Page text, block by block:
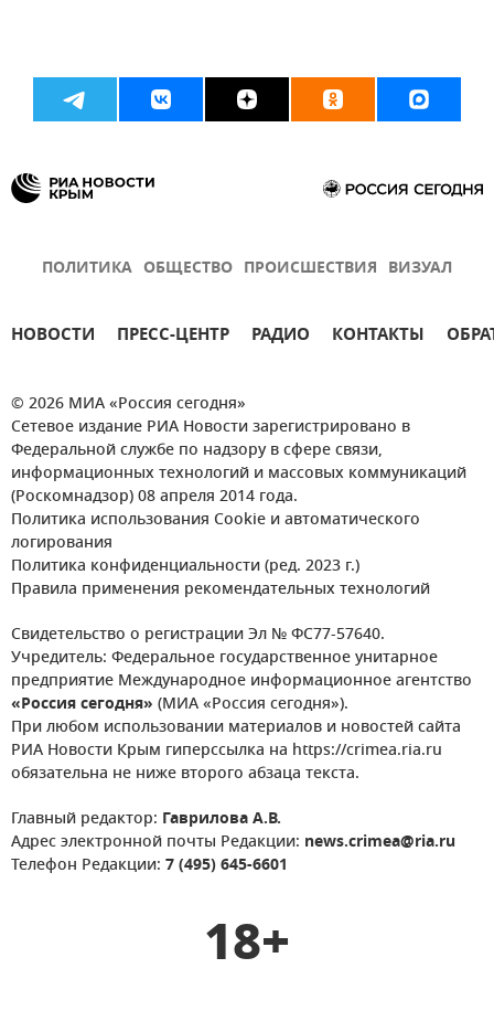
ПОЛИТИКА ОБЩЕСТВО ПРОИСШЕСТВИЯ ВИЗУАЛ
НОВОСТИ ПРЕСС-ЦЕНТР РАДИО КОНТАКТЫ
© 2026 МИА «Россия сегодня»
Сетевое издание РИА Новости зарегистрировано в
Федеральной службе по надзору в сфере связи,
информационных технологий и массовых коммуникаций
(Роскомнадзор) 08 апреля 2014 года.
Политика использования Cookie и автоматического
логирования
Политика конфиденциальности (ред. 2023 г.)
Правила применения рекомендательных технологий
Свидетельство о регистрации Эл № ФС77-57640.
Учредитель: Федеральное государственное унитарное
предприятие Международное информационное агентство
«Россия сегодня» (МИА «Россия сегодня»).
При любом использовании материалов и новостей сайта
РИА Новости Крым гиперссылка на https://crimea.ria.ru
обязательна не ниже второго абзаца текста.
Главный редактор: Гаврилова А.В.
Адрес электронной почты Редакции: news.crimea@ria.ru
Телефон Редакции: 7 (495) 645-6601
18+